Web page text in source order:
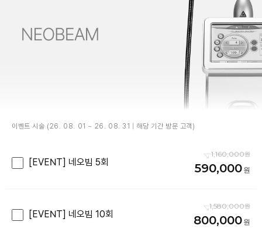
이벤트 시술 (26. 08. 01 ~ 26. 08. 31 | 해당 기간 방문 고객)
[EVENT] 네오빔 5회
1,160,000
590,000
[EVENT] 네오빔 10회
1,580,000
800,000